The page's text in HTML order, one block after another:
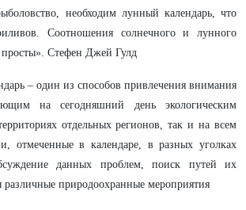
необходим лунный календарь, что
Соотношения солнечного и лунного
просты». Стефен Джей Гулд
– один из способов привлечения внимания
на сегодняшний день экологическим
отдельных регионов, так и на всем
отмеченные в календаре, в разных уголках
данных проблем, поиск путей их
различные природоохранные мероприятия